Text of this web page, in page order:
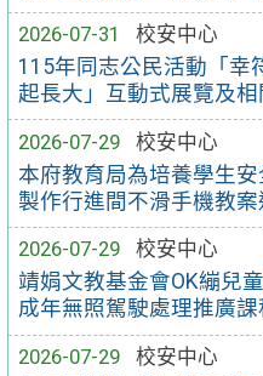
2026-07-31
校安中心
115年同志公民活動「幸
起長大」互動式展覽及相
2026-07-29
校安中心
本府教育局為培養學生
製作行進間不滑手機教案
2026-07-29
校安中心
靖娟文教基金會OK繃兒
成年無照駕駛處理推廣
2026-07-29
校安中心